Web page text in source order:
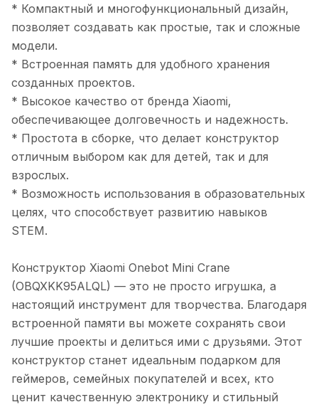
* Компактный и многофункциональный дизайн,
позволяет создавать как простые, так и сложные
модели.
* Встроенная память для удобного хранения
созданных проектов.
* Высокое качество от бренда Xiaomi,
обеспечивающее долговечность и надежность.
* Простота в сборке, что делает конструктор
отличным выбором как для детей, так и для
взрослых.
* Возможность использования в образовательных
целях, что способствует развитию навыков
STEM.
Конструктор Xiaomi Onebot Mini Crane
(OBQXKK95ALQL) — это не просто игрушка, а
настоящий инструмент для творчества. Благодаря
встроенной памяти вы можете сохранять свои
лучшие проекты и делиться ими с друзьями. Этот
конструктор станет идеальным подарком для
геймеров, семейных покупателей и всех, кто
ценит качественную электронику и стильный